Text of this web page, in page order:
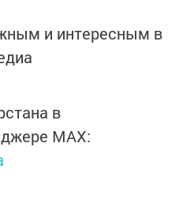
и интересным в
в
MАХ: